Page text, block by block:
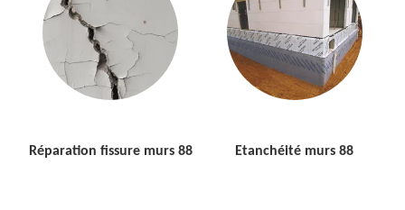
Réparation fissure murs 88 Etanchéité murs 88